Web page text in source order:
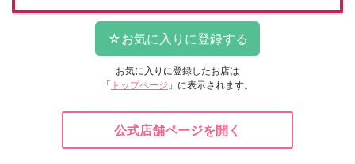
お気に入りに登録したお店は
「 トップページ 」に表示されます。
公式店舗ページを開く